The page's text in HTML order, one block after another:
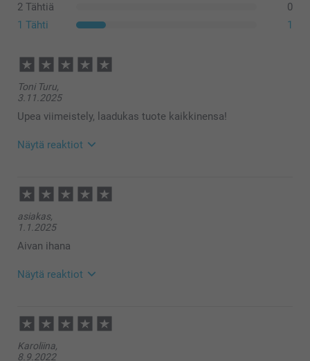
2 Tähtiä
0
1 Tähti
1
Toni Turu,
3.11.2025
Upea viimeistely, laadukas tuote kaikkinensa!
Näytä reaktiot
11:54
Hei Toni!
Suuret kiitokset ⭐⭐⭐⭐⭐ tähdestä ja palautteesta, se
on meille erittäin tärkeää. Kiva että pidät
kynnysmatosta, toivon siitä olevan iloa pitkäksi
Lämpimin kiitoksin,
Kaisa@smartphoto
asiakas,
1.1.2025
Aivan ihana
Näytä reaktiot
15:13
Hei Asiakas!
Suuret kiitokset 5 tähdestä ja palautteesta, se on
Karoliina,
8.9.2022